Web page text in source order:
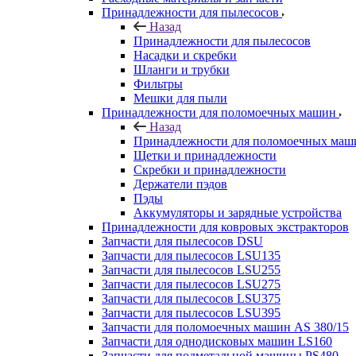
Принадлежности для пылесосов
Назад
Принадлежности для пылесосов
Насадки и скребки
Шланги и трубки
Фильтры
Мешки для пыли
Принадлежности для поломоечных машин
Назад
Принадлежности для поломоечных
Щетки и принадлежности
Скребки и принадлежности
Держатели пэдов
Пэды
Аккумуляторы и зарядные устройства
Принадлежности для ковровых экстракторов
Запчасти для пылесосов DSU
Запчасти для пылесосов LSU135
Запчасти для пылесосов LSU255
Запчасти для пылесосов LSU275
Запчасти для пылесосов LSU375
Запчасти для пылесосов LSU395
Запчасти для поломоечных машин AS 380/15
Запчасти для однодисковых машин LS160